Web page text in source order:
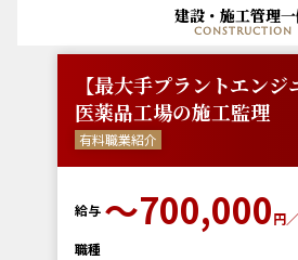
建設・施工管理
construction
【最大手プラントエンジ
医薬品工場の施工監理
有料職業紹介
給与 〜700,000円
職種